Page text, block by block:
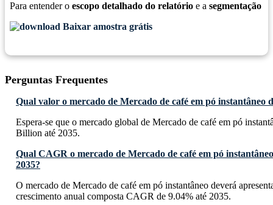
Para entender o escopo detalhado do relatório e a segmentação
Baixar amostra grátis
Perguntas Frequentes
Qual valor o mercado de Mercado de café em pó instantâneo
Espera-se que o mercado global de Mercado de café em pó
Billion até 2035.
Qual CAGR o mercado de Mercado de café em pó
2035?
O mercado de Mercado de café em pó instantâneo deverá
crescimento anual composta CAGR de 9.04% até 2035.